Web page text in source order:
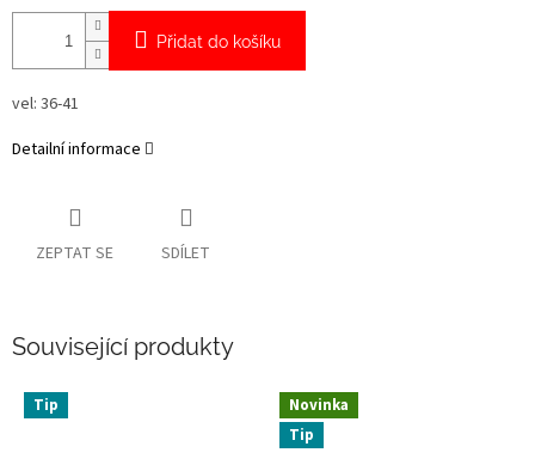
Přidat do košíku
vel: 36-41
Detailní informace
ZEPTAT SE SDÍLET
Související produkty
Tip
Novinka
Tip